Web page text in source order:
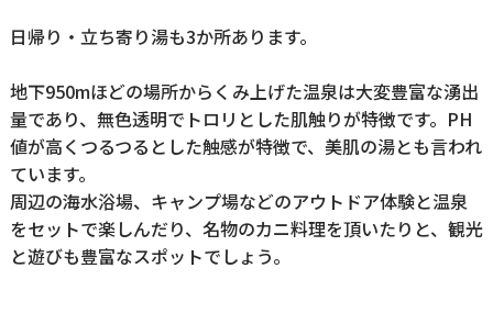
日帰り・立ち寄り湯も3か所あります。
地下950mほどの場所からくみ上げた温泉は大変豊富な湧出
量であり、無色透明でトロリとした肌触りが特徴です。PH
値が高くつるつるとした触感が特徴で、美肌の湯とも言われ
ています。
周辺の海水浴場、キャンプ場などのアウトドア体験と温泉
をセットで楽しんだり、名物のカニ料理を頂いたりと、観光
と遊びも豊富なスポットでしょう。